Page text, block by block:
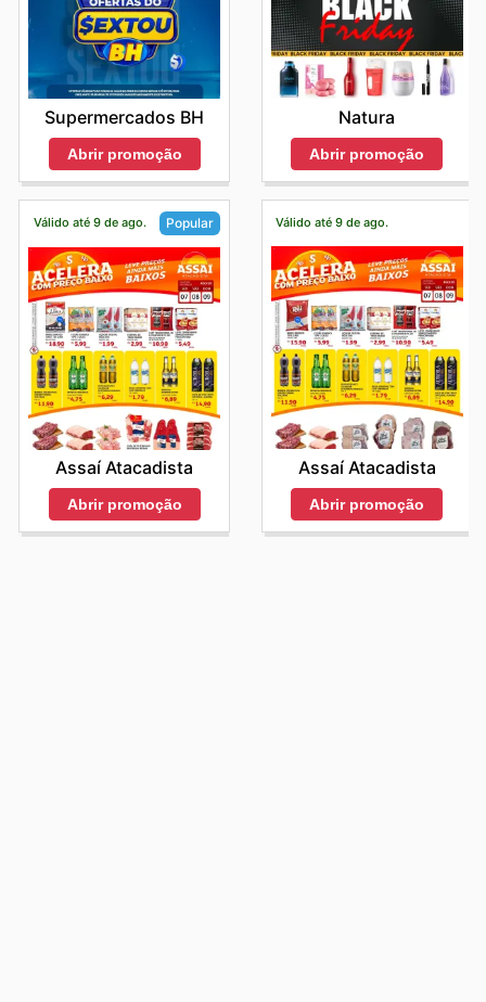
Supermercados BH
Abrir promoção
Natura
Abrir promoção
Válido até 9 de ago. Popular
Assaí Atacadista
Abrir promoção
Válido até 9 de ago.
Assaí Atacadista
Abrir promoção